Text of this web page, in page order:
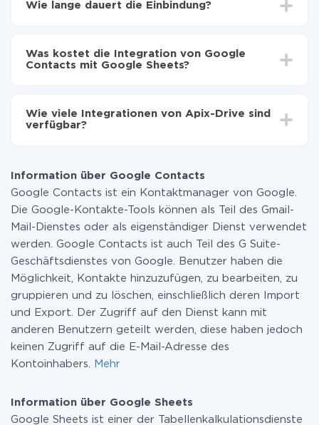
Google Sheets zu übertragen
Contacts auf Google Sheets übertragen
Wie lange dauert die Einbindung?
Im Durchschnitt dauert es 10-15 Minuten.
Was kostet die Integration von Google
Contacts mit Google Sheets?
zahlen nur für die Datenmenge, die über unseren
Service von einem System auf ein anderes übertragen
Weitere Informationen zu
Tarifen.
Wie viele Integrationen von Apix-Drive sind
verfügbar?
Information über Google Contacts
Google Contacts ist ein Kontaktmanager von Google.
Die Google-Kontakte-Tools können als Teil des Gmail-
Mail-Dienstes oder als eigenständiger Dienst verwendet
werden. Google Contacts ist auch Teil des G Suite-
Geschäftsdienstes von Google. Benutzer haben die
Möglichkeit, Kontakte hinzuzufügen, zu bearbeiten, zu
gruppieren und zu löschen, einschließlich deren Import
und Export. Der Zugriff auf den Dienst kann mit
anderen Benutzern geteilt werden, diese haben jedoch
keinen Zugriff auf die E-Mail-Adresse des
Kontoinhabers.
Mehr
Information über Google Sheets
Google Sheets ist einer der Tabellenkalkulationsdienste